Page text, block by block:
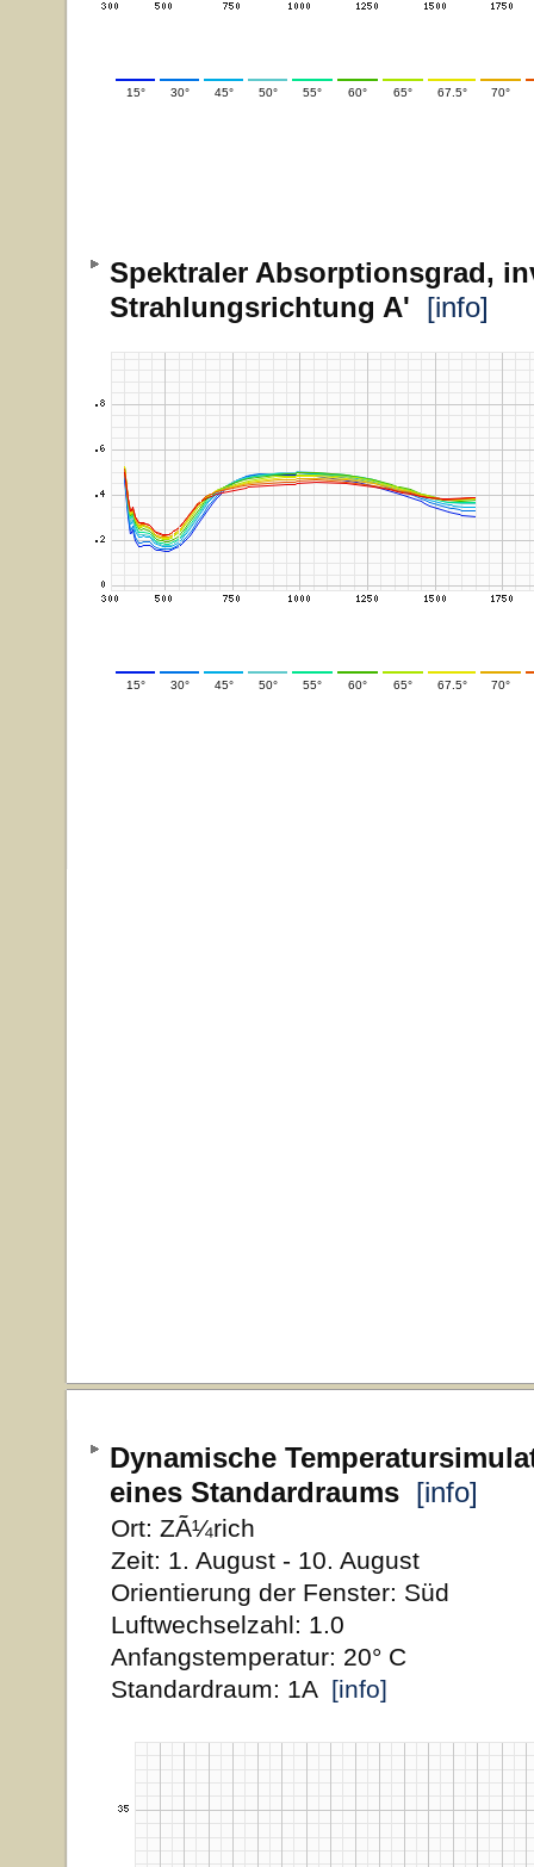
15° 30° 45° 50° 55° 60° 65° 67.5° 70°
Spektraler Absorptionsgrad,
Strahlungsrichtung A' [info]
15° 30° 45° 50° 55° 60° 65° 67.5° 70°
Dynamische
eines Standardraums [info]
Ort: ZÃ¼rich
Zeit: 1. August - 10. August
Orientierung der Fenster: Süd
Luftwechselzahl: 1.0
Anfangstemperatur: 20° C
Standardraum: 1A [info]